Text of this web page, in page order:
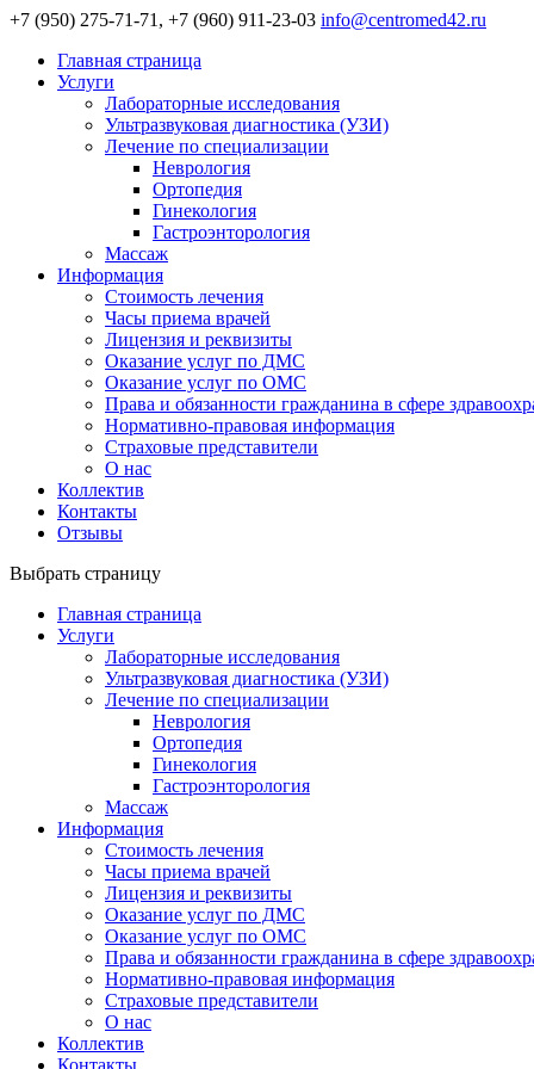
+7 (950) 275-71-71, +7 (960) 911-23-03 info@centromed42.ru
Главная страница
Услуги
Лабораторные исследования
Ультразвуковая диагностика (УЗИ)
Лечение по специализации
Неврология
Ортопедия
Гинекология
Гастроэнторология
Массаж
Информация
Стоимость лечения
Часы приема врачей
Лицензия и реквизиты
Оказание услуг по ДМС
Оказание услуг по ОМС
Права и обязанности гражданина в сфере
Нормативно-правовая информация
Страховые представители
О нас
Коллектив
Контакты
Отзывы
Выбрать страницу
Главная страница
Услуги
Лабораторные исследования
Ультразвуковая диагностика (УЗИ)
Лечение по специализации
Неврология
Ортопедия
Гинекология
Гастроэнторология
Массаж
Информация
Стоимость лечения
Часы приема врачей
Лицензия и реквизиты
Оказание услуг по ДМС
Оказание услуг по ОМС
Права и обязанности гражданина в сфере
Нормативно-правовая информация
Страховые представители
О нас
Коллектив
Контакты